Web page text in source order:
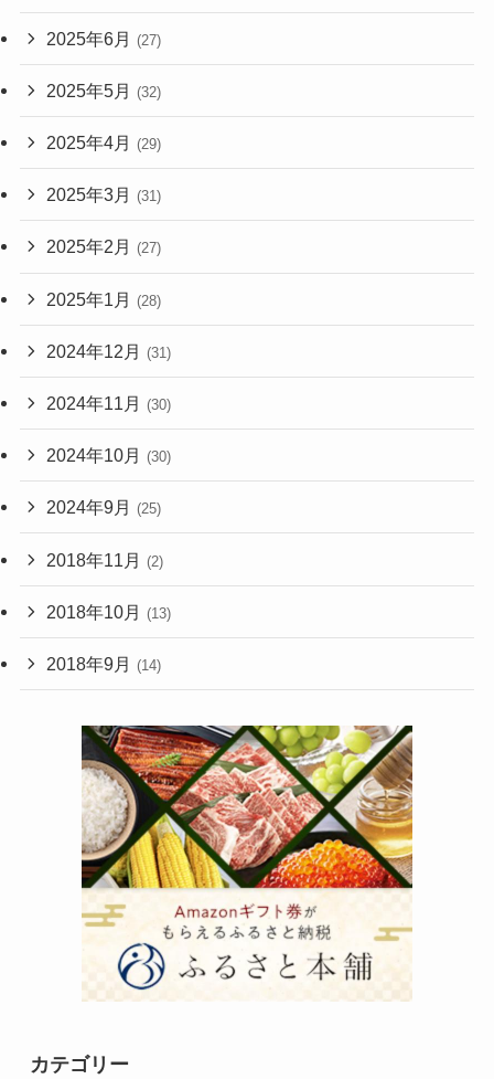
2025年6月 (27)
2025年5月 (32)
2025年4月 (29)
2025年3月 (31)
2025年2月 (27)
2025年1月 (28)
2024年12月 (31)
2024年11月 (30)
2024年10月 (30)
2024年9月 (25)
2018年11月 (2)
2018年10月 (13)
2018年9月 (14)
カテゴリー